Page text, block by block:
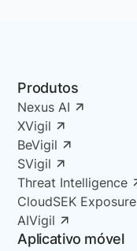
Produtos
Nexus AI
XVigil
BeVigil
SVigil
Threat Intelligence
CloudSEK Exposure
AIVigil
Aplicativo móvel